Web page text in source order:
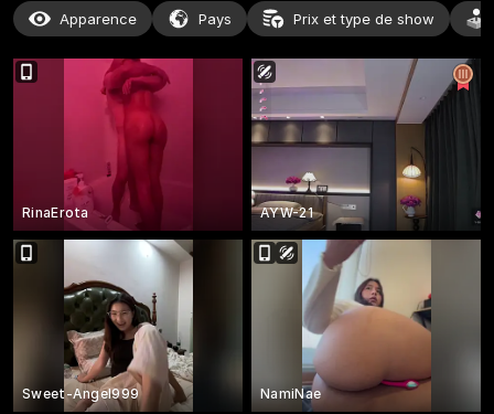
Apparence Pays Prix et type de show
RinaErota AYW-21
Sweet-Angel999 NamiNae